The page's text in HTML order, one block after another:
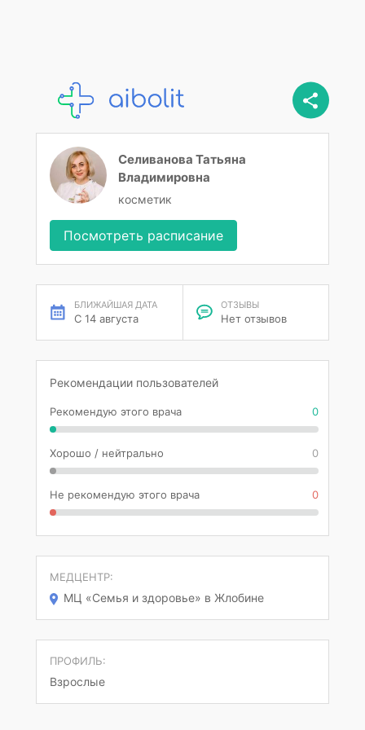
Селиванова Татьяна
Владимировна
косметик
Посмотреть расписание
БЛИЖАЙШАЯ ДАТА
С 14 августа
ОТЗЫВЫ
Нет отзывов
Рекомендации пользователей
Рекомендую этого врача 0
Хорошо / нейтрально 0
Не рекомендую этого врача 0
МЕДЦЕНТР:
МЦ «Семья и здоровье» в Жлобине
ПРОФИЛЬ:
Взрослые